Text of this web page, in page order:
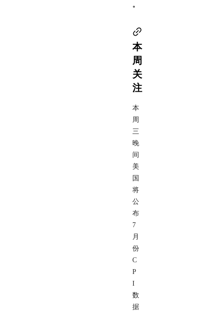
。
本
周
关
注
本
周
三
晚
间
美
国
将
公
布
7
月
份
C
P
I
数
据